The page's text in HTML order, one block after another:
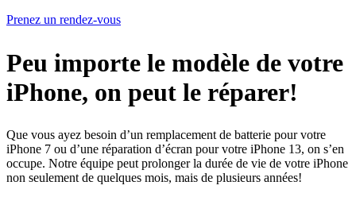
Prenez un rendez-vous
Peu importe le modèle de votre
iPhone, on peut le réparer!
Que vous ayez besoin d’un remplacement de batterie pour votre
iPhone 7 ou d’une réparation d’écran pour votre iPhone 13, on s’en
occupe. Notre équipe peut prolonger la durée de vie de votre iPhone
non seulement de quelques mois, mais de plusieurs années!